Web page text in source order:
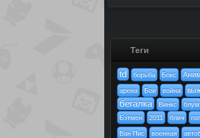
Теги
td борьба Бокс
арена Бои война
бегалка Винкс блум
Бэтмен
2011 блич
Ван Пис военная